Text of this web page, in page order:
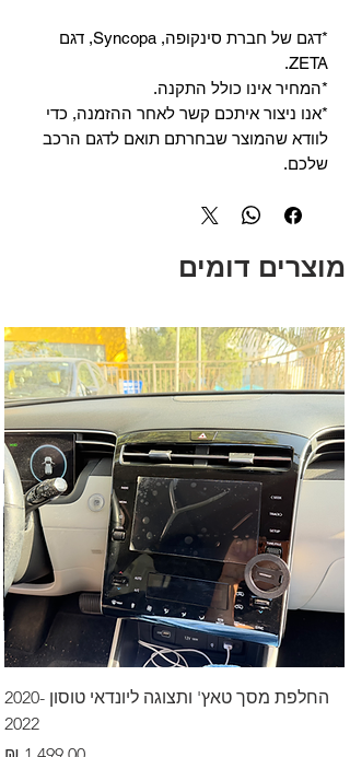
*דגם של חברת סינקופה, Syncopa, דגם
ZETA.
*המחיר אינו כולל התקנה.
*אנו ניצור איתכם קשר לאחר ההזמנה, כדי
לוודא שהמוצר שבחרתם תואם לדגם הרכב
שלכם.
מוצרים דומים
החלפת מסך טאץ' ותצוגה ליונדאי טוסון 2020-
2022
מחיר